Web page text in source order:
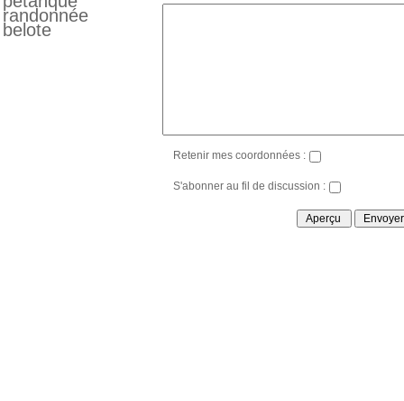
randonnée
belote
Retenir mes coordonnées :
S'abonner au fil de discussion :